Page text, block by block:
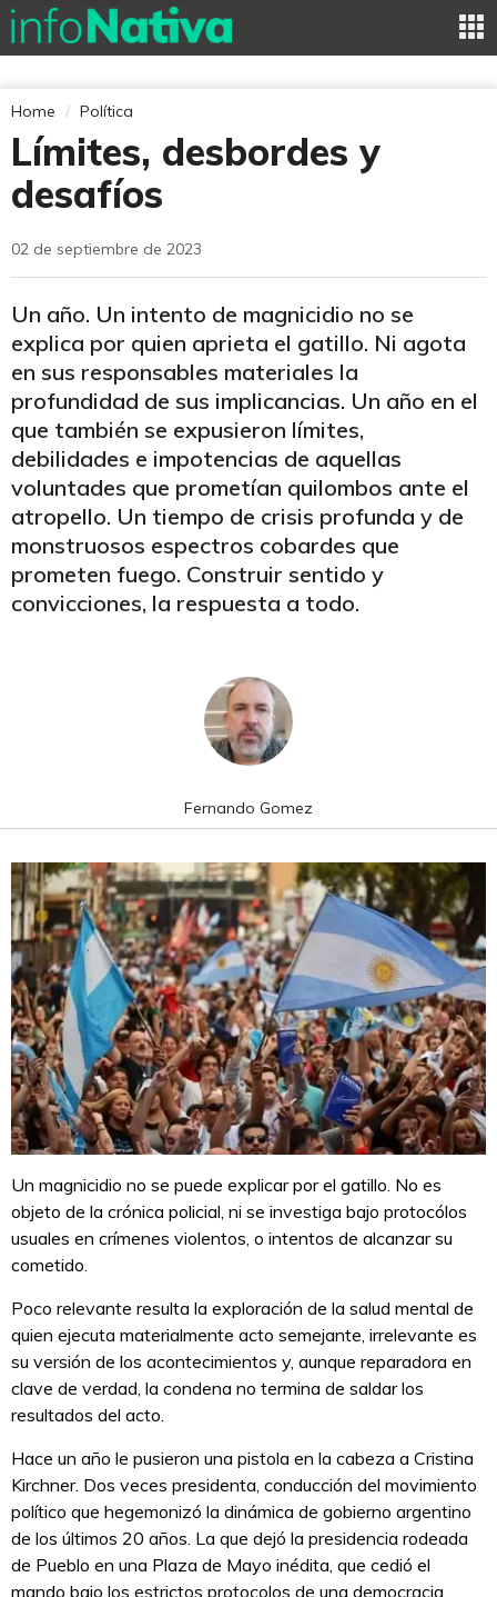
Home Política
Límites, desbordes y
desafíos
02 de septiembre de 2023
Un año. Un intento de magnicidio no se
explica por quien aprieta el gatillo. Ni agota
en sus responsables materiales la
profundidad de sus implicancias. Un año en el
que también se expusieron límites,
debilidades e impotencias de aquellas
voluntades que prometían quilombos ante el
atropello. Un tiempo de crisis profunda y de
monstruosos espectros cobardes que
prometen fuego. Construir sentido y
convicciones, la respuesta a todo.
Fernando Gomez
Un magnicidio no se puede explicar por el gatillo. No es
objeto de la crónica policial, ni se investiga bajo protocólos
usuales en crímenes violentos, o intentos de alcanzar su
cometido.
Poco relevante resulta la exploración de la salud mental de
quien ejecuta materialmente acto semejante, irrelevante es
su versión de los acontecimientos y, aunque reparadora en
clave de verdad, la condena no termina de saldar los
resultados del acto.
Hace un año le pusieron una pistola en la cabeza a Cristina
Kirchner. Dos veces presidenta, conducción del movimiento
político que hegemonizó la dinámica de gobierno argentino
de los últimos 20 años. La que dejó la presidencia rodeada
de Pueblo en una Plaza de Mayo inédita, que cedió el
mando bajo los estrictos protocolos de una democracia